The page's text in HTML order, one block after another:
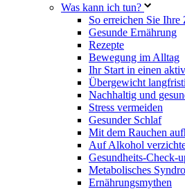
Was kann ich tun?
So erreichen Sie Ihre
Gesunde Ernährung
Rezepte
Bewegung im Alltag
Ihr Start in einen
Übergewicht
Nachhaltig und
Stress vermeiden
Gesunder Schlaf
Mit dem Rauchen
Auf Alkohol
Gesundheits-Check-
Metabolisches
Ernährungsmythen